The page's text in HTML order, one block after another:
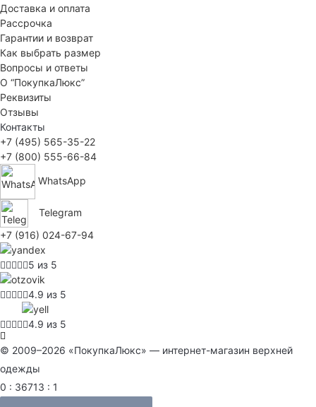
Доставка и оплата
Рассрочка
Гарантии и возврат
Как выбрать размер
Вопросы и ответы
О “ПокупкаЛюкс”
Реквизиты
Отзывы
Контакты
+7 (495) 565-35-22
+7 (800) 555-66-84
WhatsApp
Telegram
+7 (916) 024-67-94
5 из 5
4.9 из 5
4.9 из 5
© 2009–2026 «ПокупкаЛюкс» — интернет-магазин верхней
одежды
0 : 36713 : 1